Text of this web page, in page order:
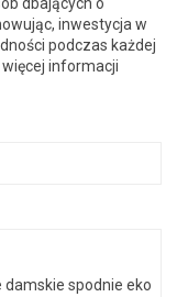
inwestycja w
podczas każdej
informacji
damskie spodnie eko